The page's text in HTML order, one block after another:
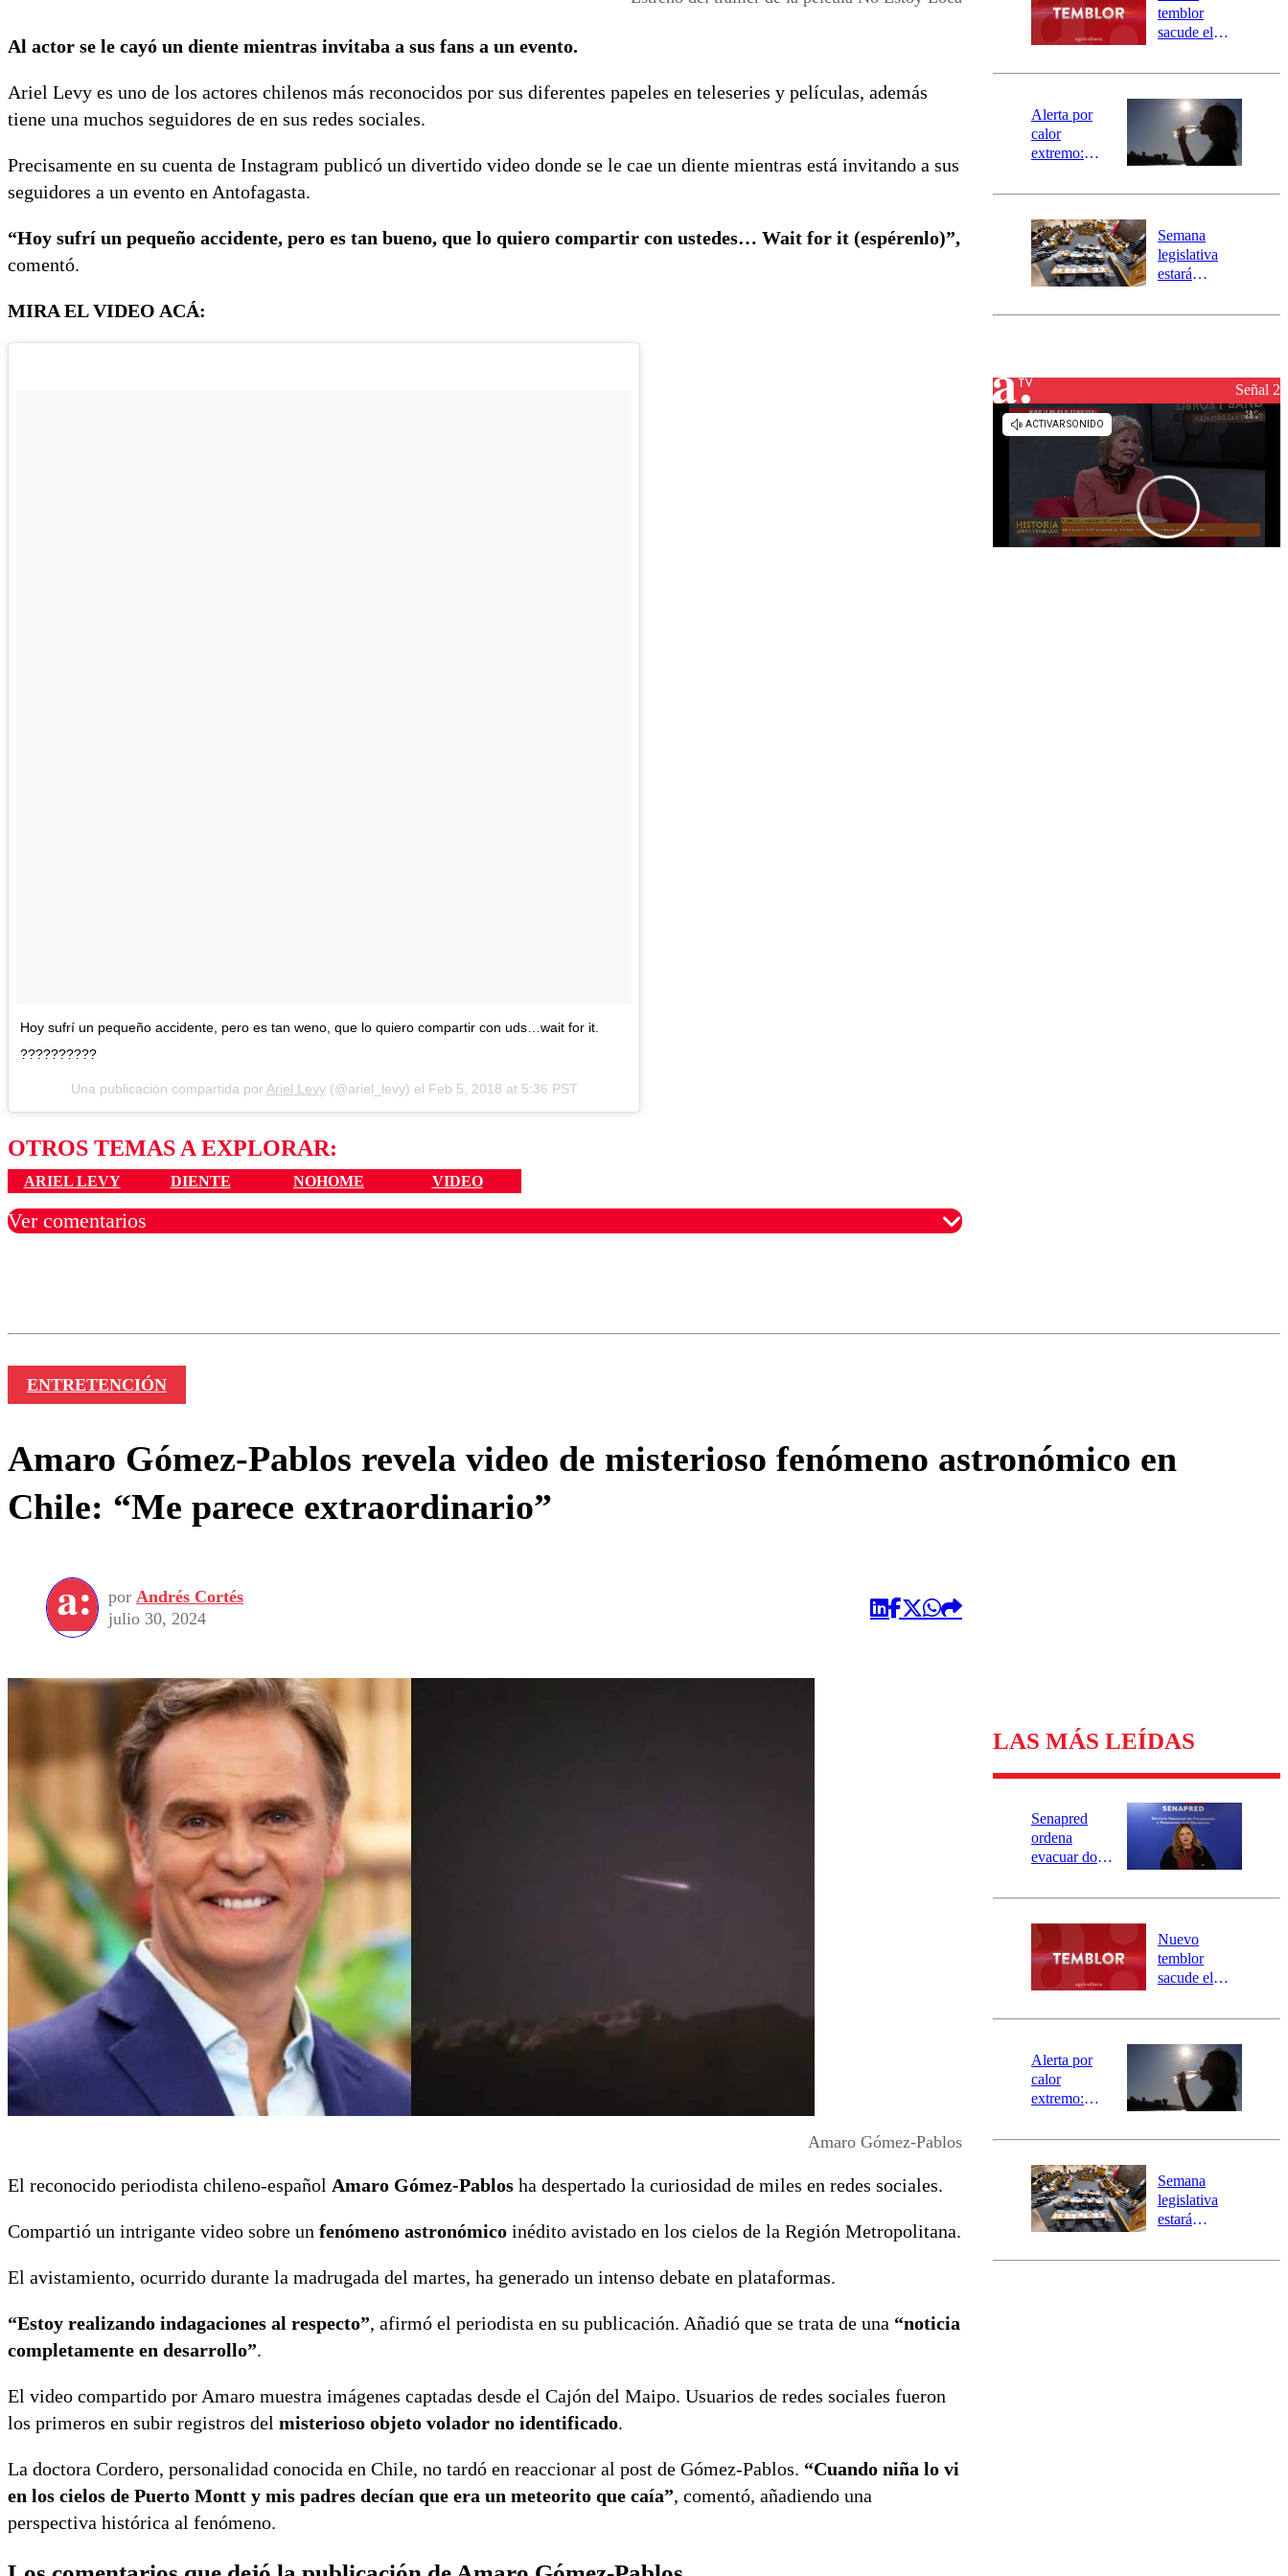
Al actor se le cayó un diente mientras invitaba a sus fans a un evento.
Ariel Levy es uno de los actores chilenos más reconocidos por sus diferentes papeles en teleseries y películas, además
tiene una muchos seguidores de en sus redes sociales.
Precisamente en su cuenta de Instagram publicó un divertido video donde se le cae un diente mientras está invitando a sus
seguidores a un evento en Antofagasta.
“Hoy sufrí un pequeño accidente, pero es tan bueno, que lo quiero compartir con ustedes… Wait for it (espérenlo)”,
comentó.
MIRA EL VIDEO ACÁ:
Hoy sufrí un pequeño accidente, pero es tan weno, que lo quiero compartir con uds…wait for it.
??????????
Una publicación compartida por Ariel Levy(@ariel_levy) el Feb 5, 2018 at 5:36 PST
OTROS TEMAS A EXPLORAR:
ARIEL LEVY DIENTE NOHOME VIDEO
Ver comentarios
activa
mensajería
SAE
temblor
sacude el
revisa la
epicentro
Alerta por
calor
extremo:
activa Alerta
Preventiva en
tres comunas
Semana
legislativa
estará
el fin de la
reconstrucciónSeñal 2
ENTRETENCIÓN
Amaro Gómez-Pablos revela video de misterioso fenómeno astronómico en
Chile: “Me parece extraordinario”
por Andrés Cortés
julio 30, 2024
Amaro Gómez-Pablos
El reconocido periodista chileno-español Amaro Gómez-Pablos ha despertado la curiosidad de miles en redes sociales.
Compartió un intrigante video sobre un fenómeno astronómico inédito avistado en los cielos de la Región Metropolitana.
El avistamiento, ocurrido durante la madrugada del martes, ha generado un intenso debate en plataformas.
“Estoy realizando indagaciones al respecto”, afirmó el periodista en su publicación. Añadió que se trata de una “noticia
completamente en desarrollo”.
El video compartido por Amaro muestra imágenes captadas desde el Cajón del Maipo. Usuarios de redes sociales fueron
los primeros en subir registros del misterioso objeto volador no identificado.
La doctora Cordero, personalidad conocida en Chile, no tardó en reaccionar al post de Gómez-Pablos. “Cuando niña lo vi
en los cielos de Puerto Montt y mis padres decían que era un meteorito que caía”, comentó, añadiendo una
perspectiva histórica al fenómeno.
LAS MÁS LEÍDAS
Senapred
ordena
evacuar dos
Carahue por
río Damas:
activa
mensajería
SAE
Nuevo
temblor
sacude el
revisa la
epicentro
Alerta por
calor
extremo:
activa Alerta
Preventiva en
tres comunas
Semana
legislativa
estará
el fin de la